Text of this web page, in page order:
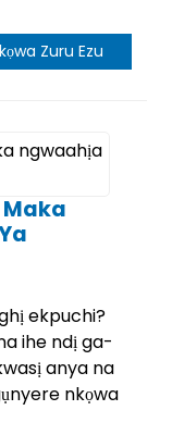
Zuru Ezu
Maka
ekpuchi?
ihe ndị ga-
anya na
nkọwa